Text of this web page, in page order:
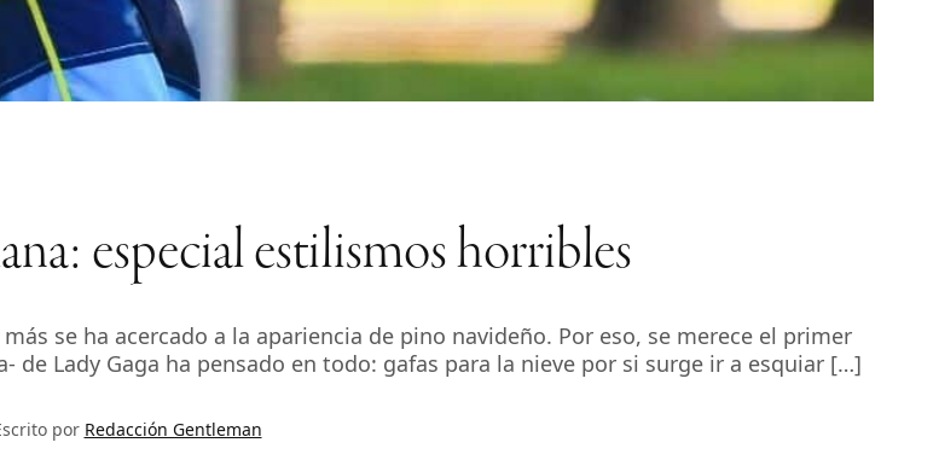
especial estilismos horribles
se ha acercado a la apariencia de pino navideño. Por eso, se merece el primer
Lady Gaga ha pensado en todo: gafas para la nieve por si surge ir a esquiar […]
por Redacción Gentleman